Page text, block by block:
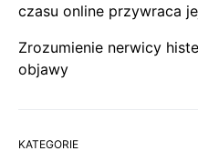
czasu online przywraca
Zrozumienie nerwicy
objawy
KATEGORIE